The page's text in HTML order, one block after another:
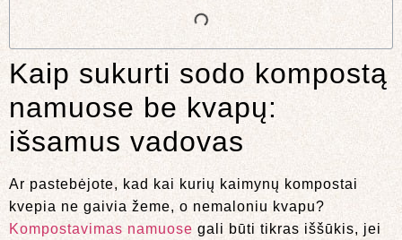
Kaip sukurti sodo kompostą
namuose be kvapų:
išsamus vadovas
Ar pastebėjote, kad kai kurių kaimynų kompostai
kvepia ne gaivia žeme, o nemaloniu kvapu?
Kompostavimas namuose gali būti tikras iššūkis, jei